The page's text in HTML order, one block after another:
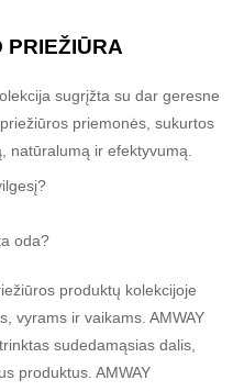
PRIEŽIŪRA
sugrįžta su dar geresne
priemonės, sukurtos
natūralumą ir efektyvumą.
oda?
produktų kolekcijoje
vyrams ir vaikams. AMWAY
sudedamąsias dalis,
produktus. AMWAY